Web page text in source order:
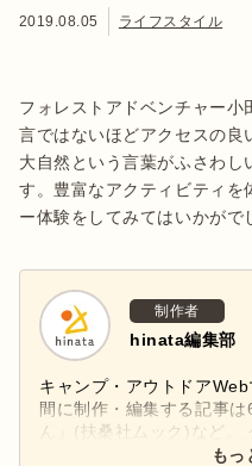
2019.08.05 ライフスタイル
フォレストアドベンチャー小
言ではないほどアクセスの良
大自然という言葉がふさわし
す。豊富なアクティビティを
ー体験をしてみてはいかがで
制作者
hinata編集部
キャンプ・アウトドア
間に制作・編集する記事
ん』(扶桑社ムック)など。
もっ